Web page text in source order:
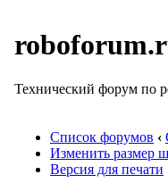
Технический форум по
Список форумов ‹
Изменить размер
Версия для печати